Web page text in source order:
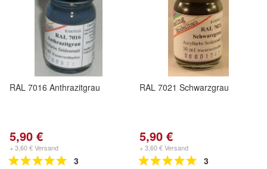
RAL 7016 Anthrazitgrau
5,90 €
+ 3,60 € Versand
3
RAL 7021 Schwarzgrau
5,90 €
+ 3,60 € Versand
3